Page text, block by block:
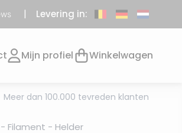
Levering in:
Mijn profiel Winkelwagen
Meer dan 100.000 tevreden klanten
Filament - Helder